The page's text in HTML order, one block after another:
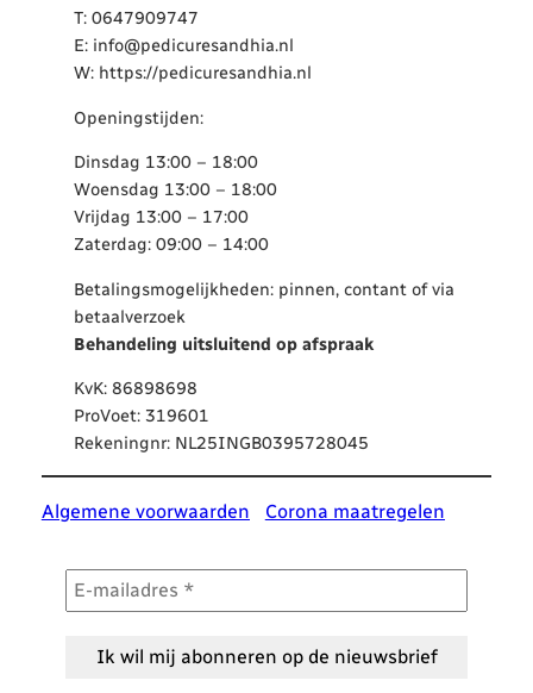
T: 0647909747
E: info@pedicuresandhia.nl
W: https://pedicuresandhia.nl
Openingstijden:
Dinsdag 13:00 – 18:00
Woensdag 13:00 – 18:00
Vrijdag 13:00 – 17:00
Zaterdag: 09:00 – 14:00
Betalingsmogelijkheden: pinnen, contant of via
betaalverzoek
Behandeling uitsluitend op afspraak
KvK: 86898698
ProVoet: 319601
Rekeningnr: NL25INGB0395728045
Algemene voorwaarden Corona maatregelen